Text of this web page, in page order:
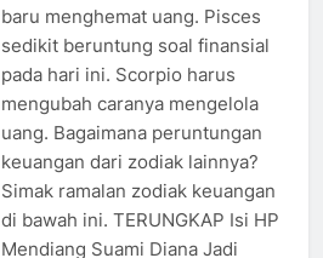
baru menghemat uang. Pisces
sedikit beruntung soal finansial
pada hari ini. Scorpio harus
mengubah caranya mengelola
uang. Bagaimana peruntungan
keuangan dari zodiak lainnya?
Simak ramalan zodiak keuangan
di bawah ini. TERUNGKAP Isi HP
Mendiang Suami Diana Jadi